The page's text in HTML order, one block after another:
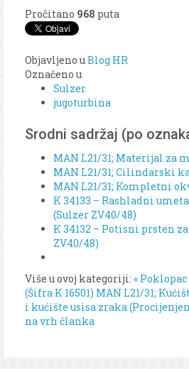
Pročitano 968 puta
Objavljeno uBlog HR
Označeno u
Sulzer
jugoturbina
Srodni sadržaj (po
MAN L21/31; Materijal za
MAN L21/31; Cilindarski
MAN L21/31; Kompletni
K 34133 – Rashladni
(Sulzer ZV40/48)
K 34132 – Potisni prsten
ZV40/48)
Više u ovoj kategoriji: «
(Šifra K 16501) MAN L21/31;
i kućište usisa zraka (Procijenjeni
na vrh članka